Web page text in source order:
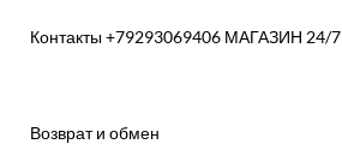
Контакты +79293069406 МАГАЗИН 24/7
Возврат и обмен